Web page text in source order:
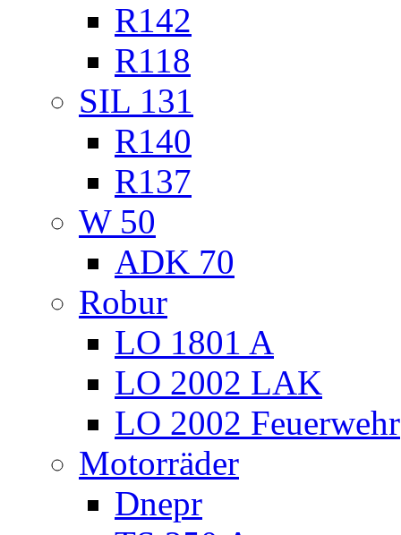
R142
R118
SIL 131
R140
R137
W 50
ADK 70
Robur
LO 1801 A
LO 2002 LAK
LO 2002 Feuerwehr
Motorräder
Dnepr